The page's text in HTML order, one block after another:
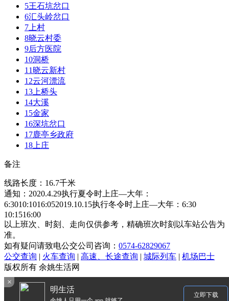
5王石坑岔口
6汇头岭岔口
7 上村
8晓云村委
9后方医院
10洞桥
11 晓云新村
12云河漂流
13 上桥头
14大溪
15金家
16深坑岔口
17鹿亭乡政府
18 上庄
备注
线路长度：16.7千米
通知：2020.4.29执行夏令时上庄—大年：
6:3010:1016:052019.10.15执行冬令时上庄—大年：6:30
10:1516:00
以上班次、时刻、走向仅供参考，精确班次时刻以车站公告为
准。
如有疑问请致电公交公司咨询： 0574-62829067
公交查询 | 火车查询 | 高速、长途查询 | 城际列车 | 机场巴士
版权所有 余姚生活网
×
明生活
立即下载